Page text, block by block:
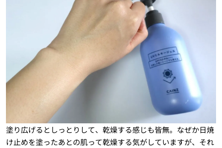
塗り広げるとしっとりして、乾燥する感じも皆無。なぜか日焼
け止めを塗ったあとの肌って乾燥する気がしていますが、それ